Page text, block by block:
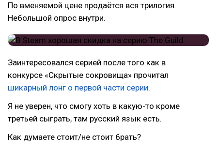
По вменяемой цене продаётся вся трилогия.
Небольшой опрос внутри.
Заинтересовался серией после того как в
конкурсе «Скрытые сокровища» прочитал
шикарный лонг о первой части серии.
Я не уверен, что смогу хоть в какую-то кроме
третьей сыграть, там русский язык есть.
Как думаете стоит/не стоит брать?